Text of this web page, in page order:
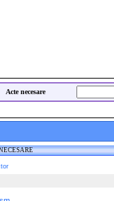
Acte necesare